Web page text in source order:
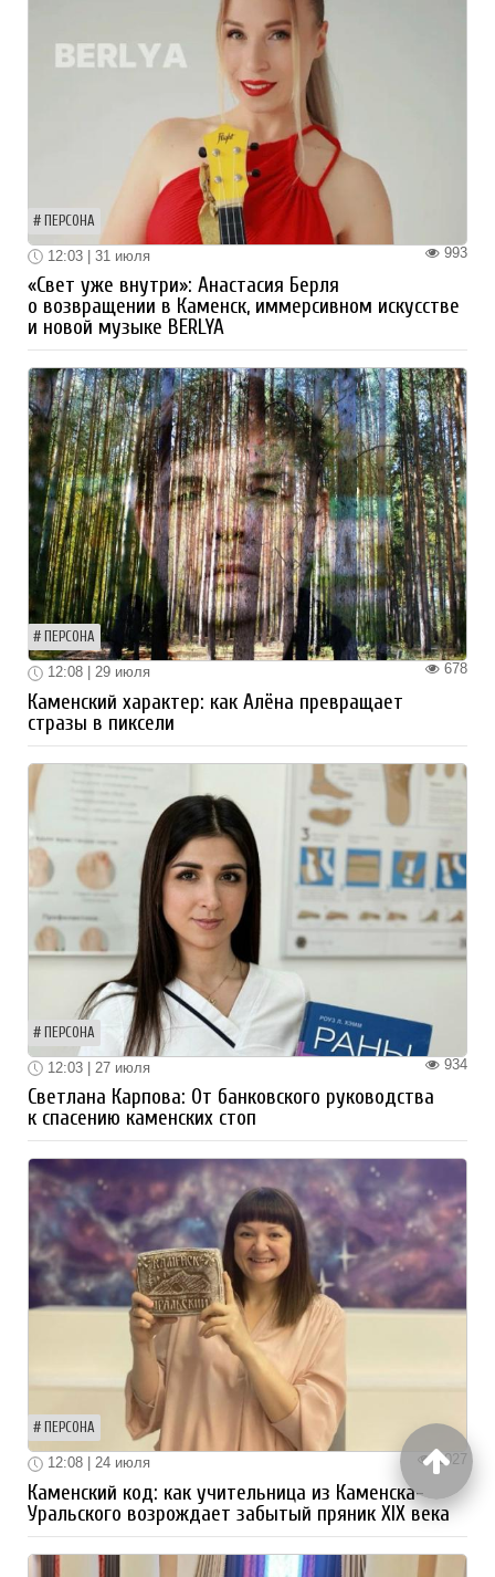
ПЕРСОНА
993
12:03 | 31 июля
«Свет уже внутри»: Анастасия Берля
о возвращении в Каменск, иммерсивном искусстве
и новой музыке BERLYA
ПЕРСОНА
678
12:08 | 29 июля
Каменский характер: как Алёна превращает
стразы в пиксели
ПЕРСОНА
934
12:03 | 27 июля
Светлана Карпова: От банковского руководства
к спасению каменских стоп
ПЕРСОНА
1027
12:08 | 24 июля
Каменский код: как учительница из Каменска-
Уральского возрождает забытый пряник XIX века